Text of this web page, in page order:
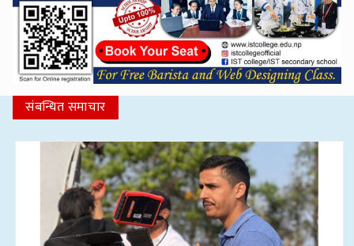
संबन्धित समाचार